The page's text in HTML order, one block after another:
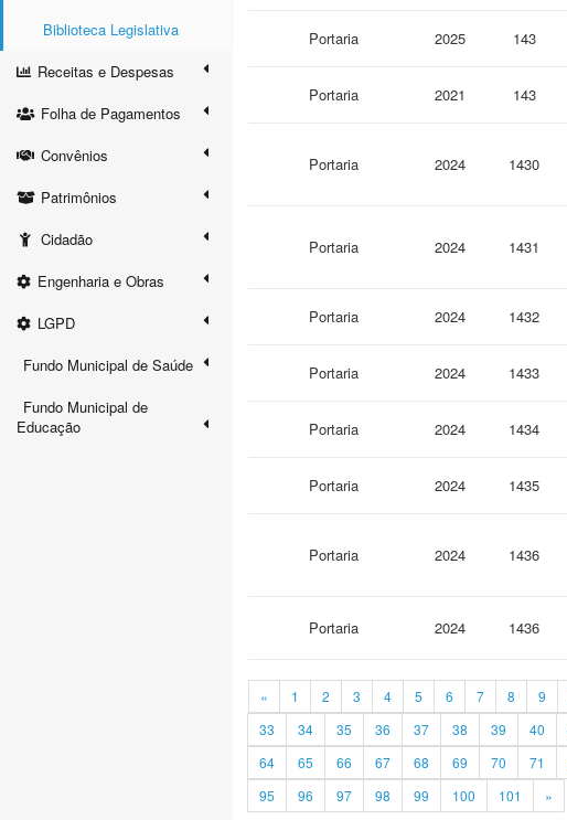
Biblioteca Legislativa
Receitas e Despesas
Folha de Pagamentos
Convênios
Patrimônios
Cidadão
Engenharia e Obras
LGPD
Fundo Municipal de Saúde
Fundo Municipal de
Educação
Portaria 2025 143
Portaria 2021 143
Portaria 2024 1430
Portaria 2024 1431
Portaria 2024 1432
Portaria 2024 1433
Portaria 2024 1434
Portaria 2024 1435
Portaria 2024 1436
Portaria 2024 1436
« 1 2 3 4 5 6 7 8 9
33
34 35 36 37 38 39 40
64
65 66 67 68 69 70 71
95
96 97 98 99 100 101 »